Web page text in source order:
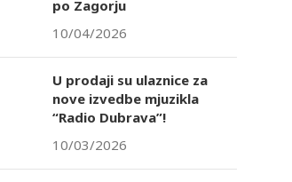
po Zagorju
10/04/2026
U prodaji su ulaznice za
nove izvedbe mjuzikla
“Radio Dubrava”!
10/03/2026